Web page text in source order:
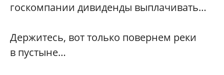
госкомпании дивиденды выплачивать…
Держитесь, вот только повернем реки
в пустыне…